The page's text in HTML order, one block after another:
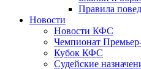
Правила
Новости
Новости КФС
Чемпионат
Кубок КФС
Судейские